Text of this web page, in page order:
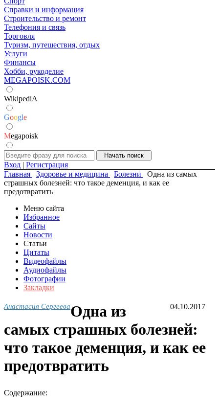
Справки и информация
Строительство и ремонт
Телефония и связь
Торговля
Туризм, путешествия, отдых
Услуги
Финансы
Хобби, рукоделие
MEGAPOISK.COM
WikipediA
Google
Megapoisk
Вход | Регистрация
Главная
Здоровье и медицина Болезни
Одна из самых
страшных болезней: что такое деменция, и как ее
предотвратить
Меню сайта
Избранное
Сайты
Новости
Статьи
Цитаты
Видеофайлы
Аудиофайлы
Фотографии
Закладки
Анастасия Сергеева 04.10.2017
Одна из
самых страшных болезней:
что такое деменция, и как ее
предотвратить
Содержание: